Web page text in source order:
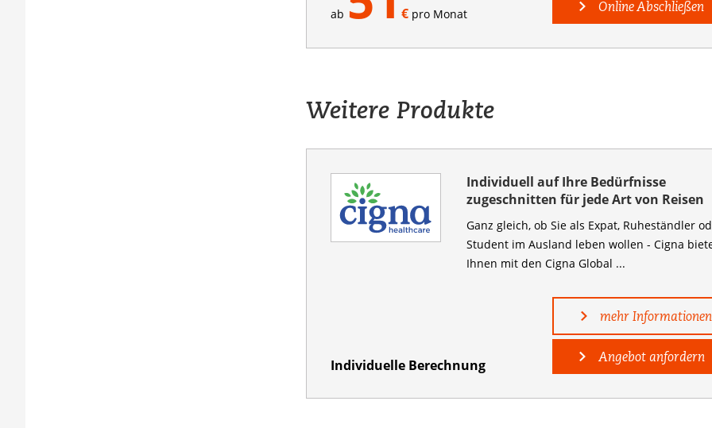
ab € pro Monat Online Abschließen
Weitere Produkte
Individuell auf Ihre Bedürfnisse
zugeschnitten für jede Art von Reisen
Ganz gleich, ob Sie als Expat, Ruheständler
Student im Ausland leben wollen - Cigna
Ihnen mit den Cigna Global ...
Individuelle Berechnung
mehr Informationen
Angebot anfordern